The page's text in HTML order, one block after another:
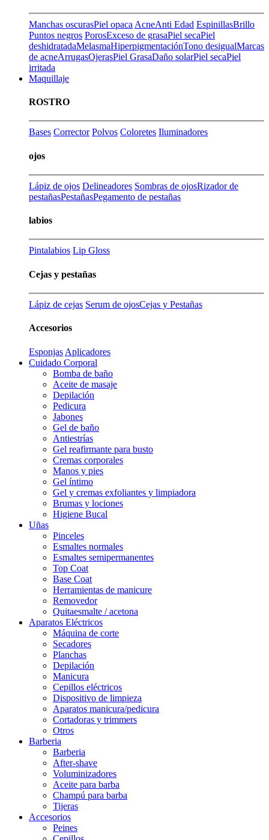
Manchas oscurasPiel opaca AcneAnti Edad EspinillasBrillo
Puntos negros PorosExceso de grasaPiel secaPiel
deshidratadaMelasmaHiperpigmentaciónTono desigualMarcas
de acneArrugasOjerasPiel GrasaDaño solarPiel secaPiel
irritada
Maquillaje
ROSTRO
Bases Corrector Polvos Coloretes Iluminadores
ojos
Lápiz de ojos Delineadores Sombras de ojosRizador de
pestañasPestañasPegamento de pestañas
labios
Pintalabios Lip Gloss
Cejas y pestañas
Lápiz de cejas Serum de ojosCejas y Pestañas
Accesorios
Esponjas Aplicadores
Cuidado Corporal
Bomba de baño
Aceite de masaje
Depilación
Pedicura
Jabones
Gel de baño
Antiestrías
Gel reafirmante para busto
Cremas corporales
Manos y pies
Gel íntimo
Gel y cremas exfoliantes y limpiadora
Brumas y lociones
Higiene Bucal
Uñas
Pinceles
Esmaltes normales
Esmaltes semipermanentes
Top Coat
Base Coat
Herramientas de manicure
Removedor
Quitaesmalte / acetona
Aparatos Eléctricos
Máquina de corte
Secadores
Planchas
Depilación
Manicura
Cepillos eléctricos
Dispositivo de limpieza
Aparatos manicura/pedicura
Cortadoras y trimmers
Otros
Barberia
Barberia
After-shave
Voluminizadores
Aceite para barba
Champú para barba
Tijeras
Accesorios
Peines